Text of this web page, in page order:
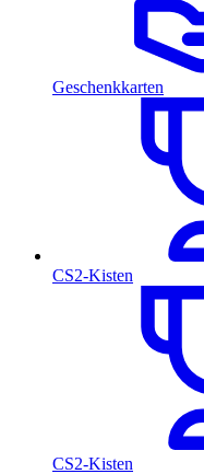
Geschenkkarten
CS2-Kisten
CS2-Kisten